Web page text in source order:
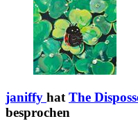
janiffy hatThe
besprochen